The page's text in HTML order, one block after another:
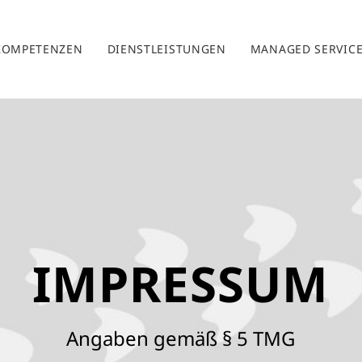
DIENSTLEISTUNGEN MANAGED
IMPRESSUM
Angaben gemäß § 5 TMG